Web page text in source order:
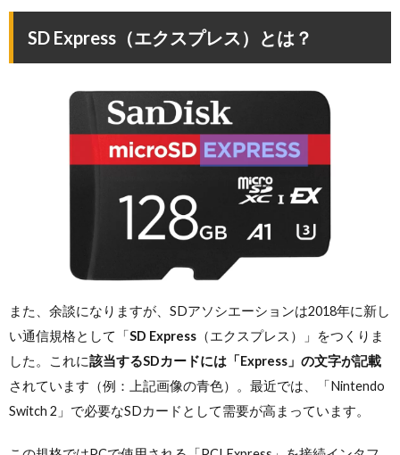
SD Express（エクスプレス）とは？
また、余談になりますが、SDアソシエーションは2018年に新し
い通信規格として「SD Express （エクスプレス）」をつくりま
した。これに該当するSDカードには「Express」の文字が記載
されています（例：上記画像の青色）。最近では、「Nintendo
Switch 2」で必要なSDカードとして需要が高まっています。